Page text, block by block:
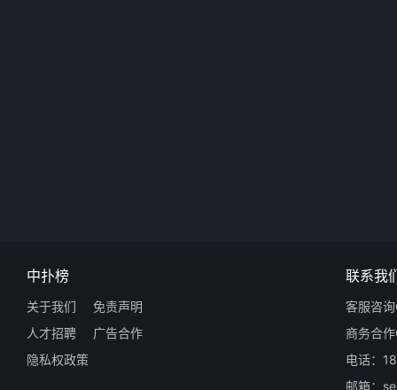
中扑榜
关于我们
免责声明
人才招聘
广告合作
隐私权政策
联系我
客服咨
商务合
电话：
邮箱：